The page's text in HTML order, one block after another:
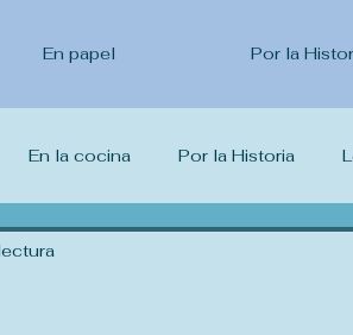
En papel Por la
En la cocina Por la Historia